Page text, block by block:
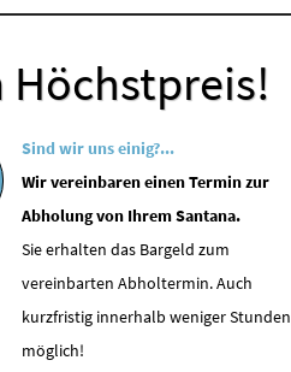
Höchstpreis!
Sind wir uns einig?...
Wir vereinbaren einen Termin zur
Abholung von Ihrem Santana.
Sie erhalten das Bargeld zum
vereinbarten Abholtermin. Auch
kurzfristig innerhalb weniger Stunden
möglich!